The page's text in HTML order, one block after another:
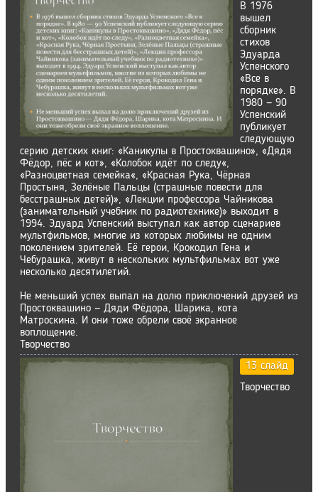
В 1976
вышел
сборник
стихов
Эдуарда
Успенского
«Все в
порядке». В
1980 — 90
Успенский
публикует
следующую
серию детских книг: «Каникулы в Простоквашино», «Дядя
Фёдор, пёс и кот», «Колобок идёт по следу«,
«Разноцветная семейка«, «Красная Рука, Чёрная
Простыня, Зелёные Пальцы (страшные повести для
бесстрашных детей)», «Лекции профессора Чайникова
(занимательный учебник по радиотехнике)» выходит в
1994. Эдуард Успенский выступал как автор сценариев
мультфильмов, многие из которых любимы не одним
поколением зрителей. Её герои, Крокодил Гена и
Чебурашка, живут в нескольких мультфильмах вот уже
несколько десятилетий.
Не меньший успех выпал на долю приключений друзей из
Простоквашино — Дяди Фёдора, Шарика, кота
Матроскина. И они тоже обрели своё экранное
воплощение.
Творчество
13 слайд
Творчество